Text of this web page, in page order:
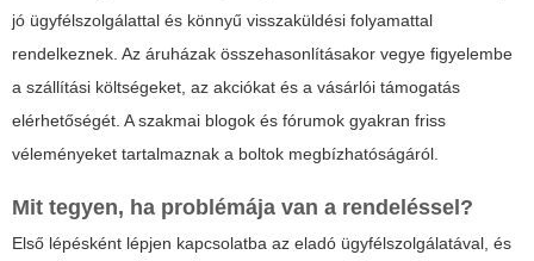
jó ügyfélszolgálattal és könnyű visszaküldési folyamattal
rendelkeznek. Az áruházak összehasonlításakor vegye figyelembe
a szállítási költségeket, az akciókat és a vásárlói támogatás
elérhetőségét. A szakmai blogok és fórumok gyakran friss
véleményeket tartalmaznak a boltok megbízhatóságáról.
Mit tegyen, ha problémája van a rendeléssel?
Első lépésként lépjen kapcsolatba az eladó ügyfélszolgálatával, és